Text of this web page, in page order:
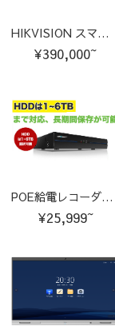
HIKVISION スマートボード 法人向け 大型タッチパネル 65インチ
¥390,000~
POE給電レコーダー 録画機 500万画素/800万画素 GB215
¥25,999~